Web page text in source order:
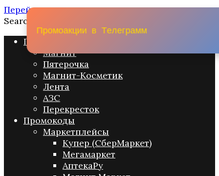
Перейти к содержанию
Search for:
Промо акции
Магнит
Пятерочка
Магнит-Косметик
Лента
АЗС
Перекресток
Промокоды
Маркетплейсы
Купер (СберМаркет)
Мегамаркет
АптекаРу
Промоакции в Телеграмм